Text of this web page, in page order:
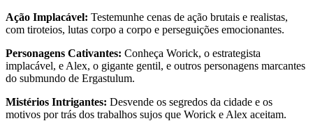
Ação Implacável: Testemunhe cenas de ação brutais e realistas,
com tiroteios, lutas corpo a corpo e perseguições emocionantes.
Personagens Cativantes: Conheça Worick, o estrategista
implacável, e Alex, o gigante gentil, e outros personagens marcantes
do submundo de Ergastulum.
Mistérios Intrigantes: Desvende os segredos da cidade e os
motivos por trás dos trabalhos sujos que Worick e Alex aceitam.